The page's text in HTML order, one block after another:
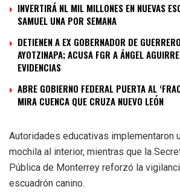
INVERTIRÁ NL MIL MILLONES EN NUEVAS
SAMUEL UNA POR SEMANA
DETIENEN A EX GOBERNADOR DE
AYOTZINAPA; ACUSA FGR A ÁNGEL
EVIDENCIAS
ABRE GOBIERNO FEDERAL PUERTA AL
MIRA CUENCA QUE CRUZA NUEVO LEÓN
Autoridades educativas implementaron
mochila al interior, mientras que la
Pública de Monterrey reforzó la
escuadrón canino.